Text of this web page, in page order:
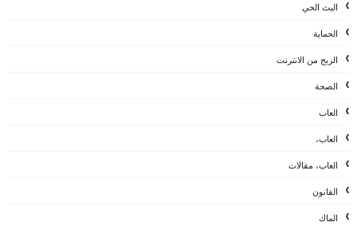
البث الحي
الحماية
الربح من الانترنت
الصحة
العاب
العاب،
العاب، مقالات
القانون
الماك